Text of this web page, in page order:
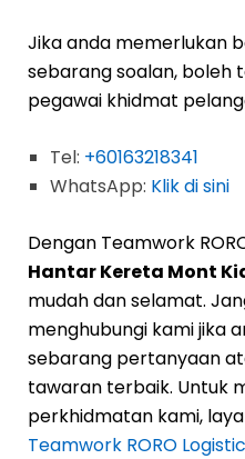
Jika anda memerlukan
sebarang soalan, boleh
pegawai khidmat
Tel: +60163218341
WhatsApp: Klik di sini
Dengan Teamwork
Hantar Kereta Mont
mudah dan selamat.
menghubungi kami jika
sebarang pertanyaan
tawaran terbaik. Untuk
perkhidmatan kami,
Teamwork RORO